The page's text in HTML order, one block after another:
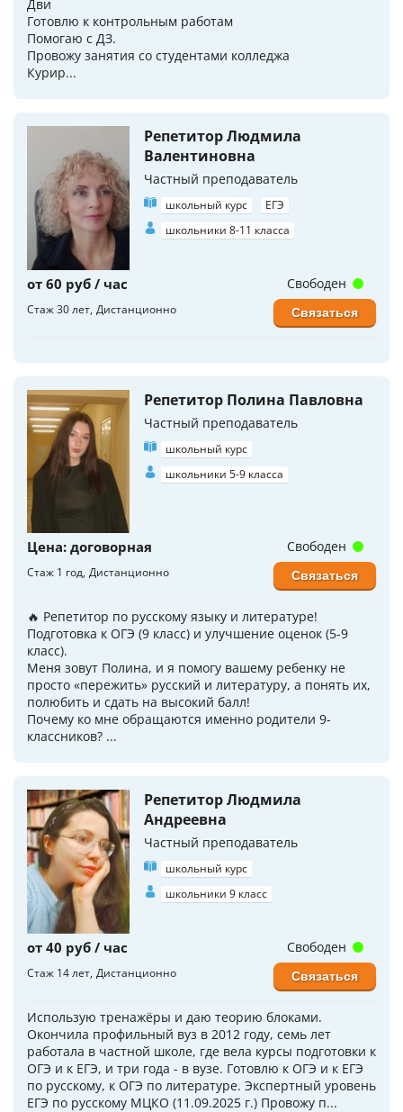
Дви
Готовлю к контрольным работам
Помогаю с ДЗ.
Провожу занятия со студентами колледжа
Курир...
Репетитор Людмила
Валентиновна
Частный преподаватель
школьный курс
ЕГЭ
школьники 8-11 класса
от 60 руб / час
Стаж 30 лет Дистанционно
Свободен
Связаться
Репетитор Полина Павловна
Частный преподаватель
школьный курс
школьники 5-9 класса
Цена: договорная
Стаж 1 год Дистанционно
🔥 Репетитор по русскому языку и литературе!
Подготовка к ОГЭ (9 класс) и улучшение оценок (5-9
класс).
Меня зовут Полина, и я помогу вашему ребенку не
просто «пережить» русский и литературу, а понять их,
полюбить и сдать на высокий балл!
Почему ко мне обращаются именно родители 9-
классников? ...
Свободен
Связаться
Репетитор Людмила
Андреевна
Частный преподаватель
школьный курс
школьники 9 класс
от 40 руб / час
Стаж 14 лет Дистанционно
Использую тренажёры и даю теорию блоками.
Окончила профильный вуз в 2012 году, семь лет
работала в частной школе, где вела курсы подготовки к
ОГЭ и к ЕГЭ, и три года - в вузе. Готовлю к ОГЭ и к ЕГЭ
по русскому, к ОГЭ по литературе. Экспертный уровень
ЕГЭ по русскому МЦКО (11.09.2025 г.) Провожу п...
Свободен
Связаться